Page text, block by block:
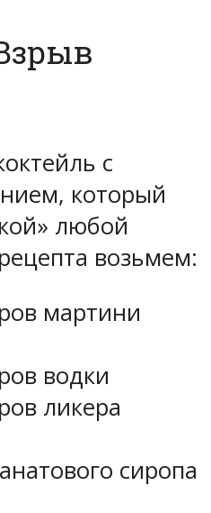
с
который
любой
возьмем:
мартини
водки
ликера
сиропа